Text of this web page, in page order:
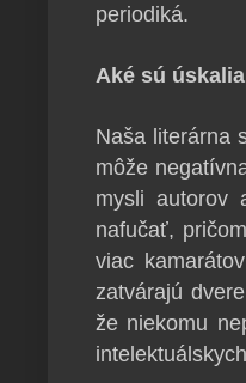
periodiká.
Aké sú
Naša literárna
môže
mysli autorov
nafučať,
viac
zatvárajú
že niekomu